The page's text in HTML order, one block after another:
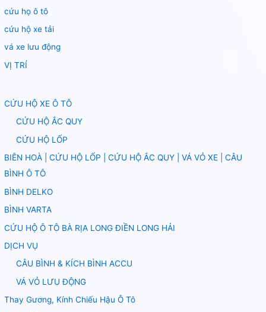
cứu họ ô tô
cứu hộ xe tải
vá xe lưu động
VỊ TRÍ
CỨU HỘ XE Ô TÔ
CỨU HỘ ẮC QUY
CỨU HỘ LỐP
BIÊN HOÀ | CỨU HỘ LỐP | CỨU HỘ ẮC QUY | VÁ VỎ XE | CÂU
BÌNH Ô TÔ
BÌNH DELKO
BÌNH VARTA
CỨU HỘ Ô TÔ BÀ RỊA LONG ĐIỀN LONG HẢI
DỊCH VỤ
CÂU BÌNH & KÍCH BÌNH ACCU
VÁ VỎ LƯU ĐỘNG
Thay Gương, Kính Chiếu Hậu Ô Tô